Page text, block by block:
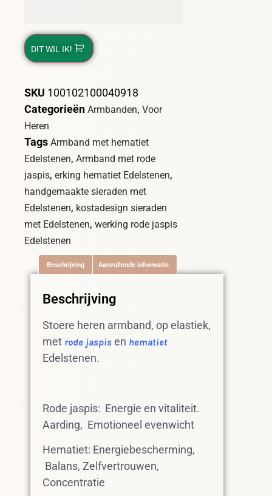
DIT WIL IK!
SKU 100102100040918
Categorieën Armbanden, Voor
Heren
Tags Armband met hematiet
Edelstenen, Armband met rode
jaspis, erking hematiet Edelstenen,
handgemaakte sieraden met
Edelstenen, kostadesign sieraden
met Edelstenen, werking rode jaspis
Edelstenen
Beschrijving Aanvullende informatie
Beschrijving
Stoere heren armband, op elastiek,
met rode jaspis en hematiet
Edelstenen.
Rode jaspis: Energie en vitaliteit.
Aarding, Emotioneel evenwicht
Hematiet: Energiebescherming,
Balans, Zelfvertrouwen,
Concentratie